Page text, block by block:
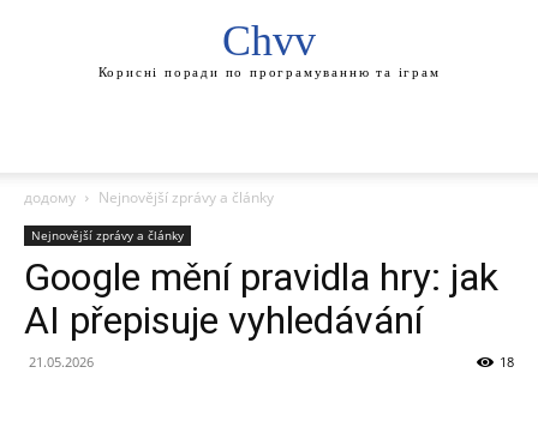
Chvv
Корисні поради по програмуванню та іграм
додому Nejnovější zprávy a články
Nejnovější zprávy a články
Google mění pravidla hry: jak
AI přepisuje vyhledávání
21.05.2026 18